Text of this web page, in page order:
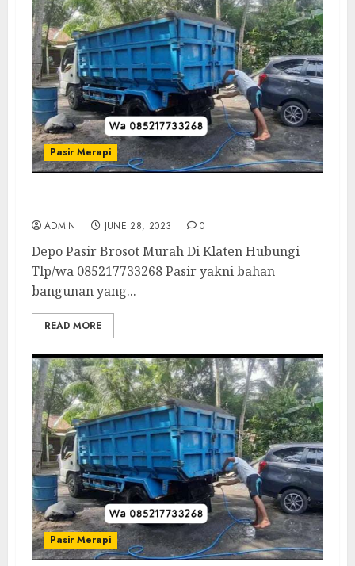
Pasir Merapi
ADMIN JUNE 28, 2023 0
Depo Pasir Brosot Murah Di Klaten Hubungi
Tlp/wa 085217733268 Pasir yakni bahan
bangunan yang...
READ MORE
Pasir Merapi